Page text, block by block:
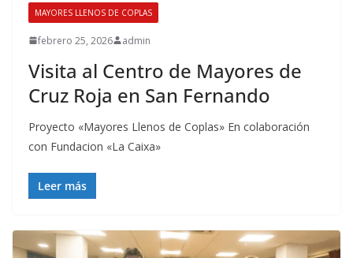
MAYORES LLENOS DE COPLAS
febrero 25, 2026 admin
Visita al Centro de Mayores de
Cruz Roja en San Fernando
Proyecto «Mayores Llenos de Coplas» En colaboración
con Fundacion «La Caixa»
Leer más